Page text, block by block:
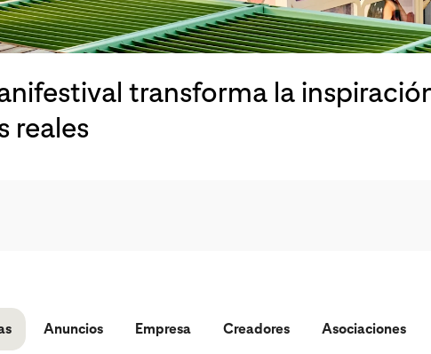
transforma la
reales
Anuncios Empresa Creadores Asociaciones